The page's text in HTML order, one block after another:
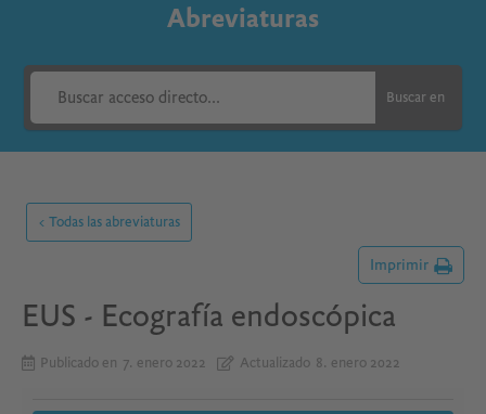
Abreviaturas
Buscar en
< Todas las abreviaturas
Imprimir
EUS - Ecografía endoscópica
Publicado en 7. enero 2022 Actualizado 8. enero 2022